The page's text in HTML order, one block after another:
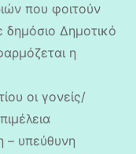
που φοιτούν
Δημοτικό
η
οι γονείς/
– υπεύθυνη